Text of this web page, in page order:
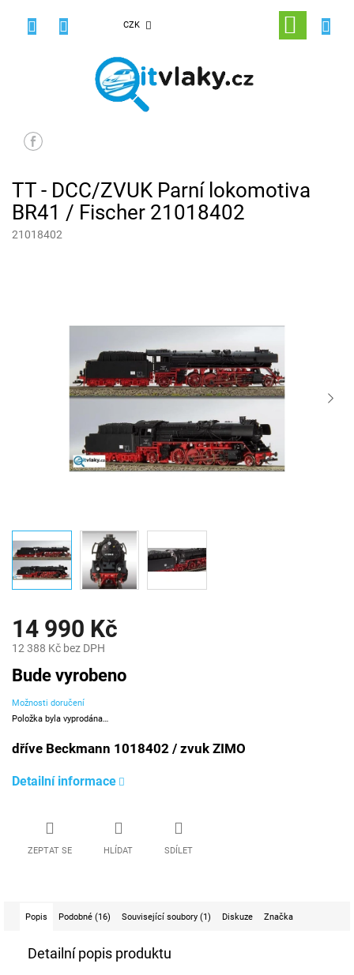
CZK
NÁKUPNÍ
KOŠÍK
TT - DCC/ZVUK Parní lokomotiva
BR41 / Fischer 21018402
21018402
14 990 Kč
12 388 Kč bez DPH
Měrná
cena:
Bude vyrobeno
Možnosti doručení
Položka byla vyprodána…
dříve Beckmann 1018402 / zvuk ZIMO
Detailní informace
ZEPTAT SE HLÍDAT SDÍLET
Popis Podobné (16) Související soubory (1) Diskuze Značka
Detailní popis produktu